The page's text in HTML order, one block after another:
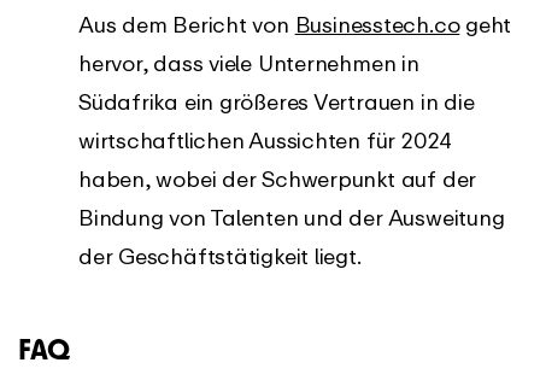
Aus dem Bericht von Businesstech.cogeht
hervor, dass viele Unternehmen in
Südafrika ein größeres Vertrauen in die
wirtschaftlichen Aussichten für 2024
haben, wobei der Schwerpunkt auf der
Bindung von Talenten und der Ausweitung
der Geschäftstätigkeit liegt.
FAQ